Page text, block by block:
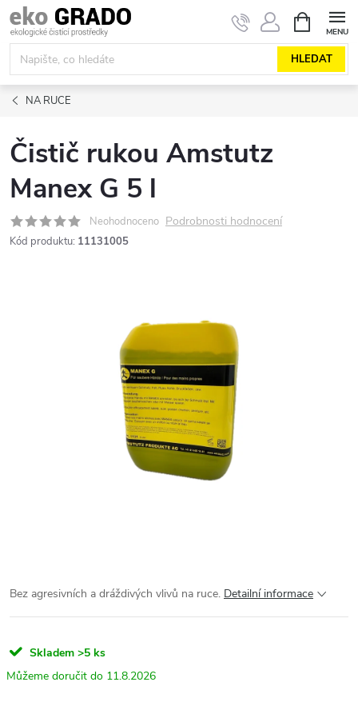
Přejít
na
obsah
HLEDAT
NÁKUPNÍ
KOŠÍK
NA RUCE
Čistič rukou Amstutz
Manex G 5 l
Neohodnoceno Podrobnosti hodnocení
Kód produktu: 11131005
Bez agresivních a dráždivých vlivů na ruce. Detailní informace
Skladem >5 ks
11.8.2026